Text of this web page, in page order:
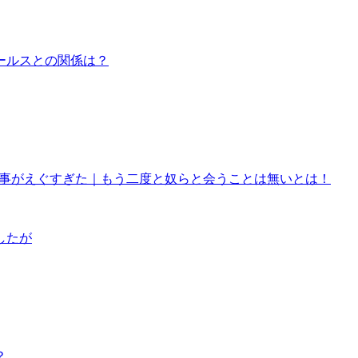
スとの関係は？
がえぐすぎた｜もう二度と奴らと会うことは無いとは！
たが